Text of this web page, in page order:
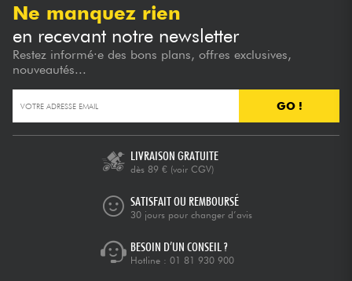
Ne manquez rien
en recevant notre newsletter
Restez informé·e des bons plans, offres exclusives,
nouveautés...
GO !
LIVRAISON GRATUITE
dès 89 € (voir CGV)
SATISFAIT OU REMBOURSÉ
30 jours pour changer d’avis
BESOIN D’UN CONSEIL ?
Hotline : 01 81 930 900